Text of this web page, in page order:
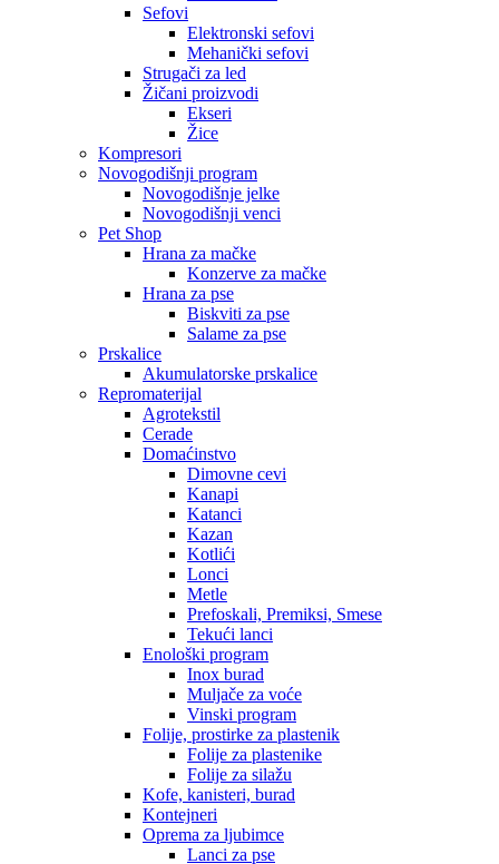
Sefovi
Elektronski sefovi
Mehanički sefovi
Strugači za led
Žičani proizvodi
Ekseri
Žice
Kompresori
Novogodišnji program
Novogodišnje jelke
Novogodišnji venci
Pet Shop
Hrana za mačke
Konzerve za mačke
Hrana za pse
Biskviti za pse
Salame za pse
Prskalice
Akumulatorske prskalice
Repromaterijal
Agrotekstil
Cerade
Domaćinstvo
Dimovne cevi
Kanapi
Katanci
Kazan
Kotlići
Lonci
Metle
Prefoskali, Premiksi, Smese
Tekući lanci
Enološki program
Inox burad
Muljače za voće
Vinski program
Folije, prostirke za plastenik
Folije za plastenike
Folije za silažu
Kofe, kanisteri, burad
Kontejneri
Oprema za ljubimce
Lanci za pse